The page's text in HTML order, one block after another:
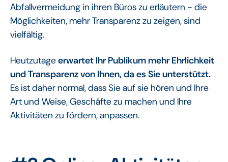
Abfallvermeidung in ihren Büros zu erläutern - die
Möglichkeiten, mehr Transparenz zu zeigen, sind
vielfältig.
Heutzutageerwartet Ihr Publikum mehr Ehrlichkeit
und Transparenz von Ihnen, da es Sie unterstützt.
Es ist daher normal, dass Sie auf sie hören und Ihre
Art und Weise, Geschäfte zu machen und Ihre
Aktivitäten zu fördern, anpassen.